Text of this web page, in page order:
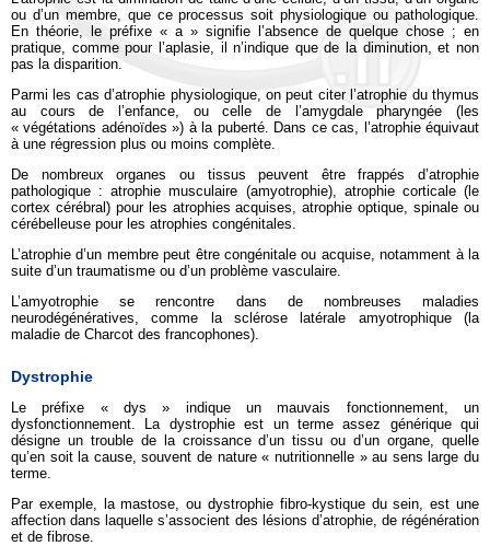
ou d’un membre, que ce processus soit physiologique ou pathologique.
En théorie, le préfixe « a » signifie l’absence de quelque chose ; en
pratique, comme pour l’aplasie, il n’indique que de la diminution, et non
pas la disparition.
Parmi les cas d’atrophie physiologique, on peut citer l’atrophie du thymus
au cours de l’enfance, ou celle de l’amygdale pharyngée (les
« végétations adénoïdes ») à la puberté. Dans ce cas, l’atrophie équivaut
à une régression plus ou moins complète.
De nombreux organes ou tissus peuvent être frappés d’atrophie
pathologique : atrophie musculaire (amyotrophie), atrophie corticale (le
cortex cérébral) pour les atrophies acquises, atrophie optique, spinale ou
cérébelleuse pour les atrophies congénitales.
L’atrophie d’un membre peut être congénitale ou acquise, notamment à la
suite d’un traumatisme ou d’un problème vasculaire.
L’amyotrophie se rencontre dans de nombreuses maladies
neurodégénératives, comme la sclérose latérale amyotrophique (la
maladie de Charcot des francophones).
Dystrophie
Le préfixe « dys » indique un mauvais fonctionnement, un
dysfonctionnement. La dystrophie est un terme assez générique qui
désigne un trouble de la croissance d’un tissu ou d’un organe, quelle
qu’en soit la cause, souvent de nature « nutritionnelle » au sens large du
terme.
Par exemple, la mastose, ou dystrophie fibro-kystique du sein, est une
affection dans laquelle s’associent des lésions d’atrophie, de régénération
et de fibrose.